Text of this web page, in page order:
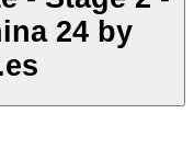
24 by